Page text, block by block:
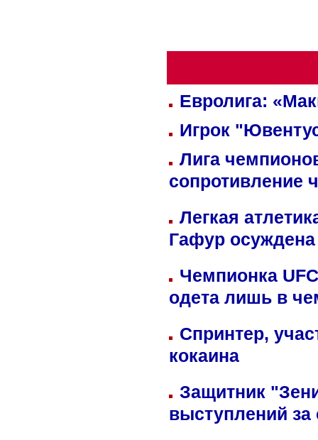
Евролига:
Игрок
Лига
сопротивление
Легкая
Гафур осуждена
Чемпионка
одета лишь в
Спринтер,
кокаина
Защитник
выступлений